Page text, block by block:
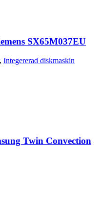
SX65M037EU
, Integererad diskmaskin
Twin Convection